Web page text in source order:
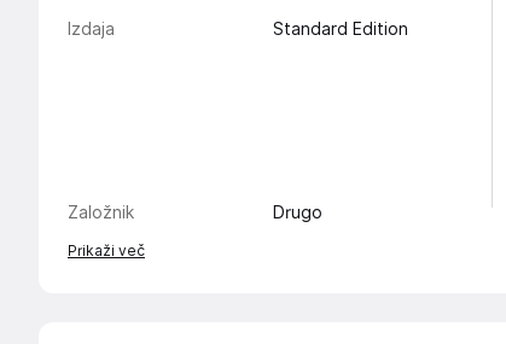
Izdaja Standard Edition
Založnik Drugo
Prikaži več